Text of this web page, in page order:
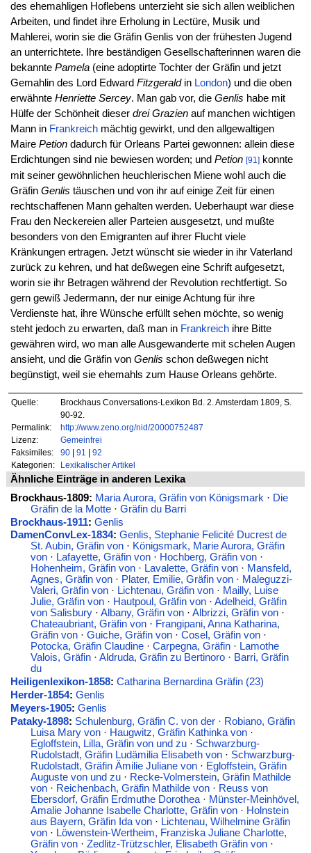
des ehemahligen Hoflebens unterzieht sie sich allen weiblichen
Arbeiten, und findet ihre Erholung in Lectüre, Musik und
Mahlerei, worin sie die Gräfin Genlis von der frühesten Jugend
an unterrichtete. Ihre beständigen Gesellschafterinnen waren die
bekannte Pamela(eine adoptirte Tochter der Gräfin und jetzt
Gemahlin des Lord Edward Fitzgeraldin London) und die oben
erwähnte Henriette Sercey. Man gab vor, die Genlis habe mit
Hülfe der Schönheit dieser drei Grazienauf manchen wichtigen
Mann in Frankreichmächtig gewirkt, und den allgewaltigen
Maire Petiondadurch für Orleans Partei gewonnen: allein diese
Erdichtungen sind nie bewiesen worden; und Petion [91]konnte
mit seiner gewöhnlichen heuchlerischen Miene wohl auch die
Gräfin Genlis täuschen und von ihr auf einige Zeit für einen
rechtschaffenen Mann gehalten werden. Ueberhaupt war diese
Frau den Neckereien aller Parteien ausgesetzt, und mußte
besonders von den Emigranten auf ihrer Flucht viele
Kränkungen ertragen. Jetzt wünscht sie wieder in ihr Vaterland
zurück zu kehren, und hat deßwegen eine Schrift aufgesetzt,
worin sie ihr Betragen während der Revolution rechtfertigt. So
gern gewiß Jedermann, der nur einige Achtung für ihre
Verdienste hat, ihre Wünsche erfüllt sehen möchte, so wenig
steht jedoch zu erwarten, daß man in Frankreichihre Bitte
gewähren wird, wo man alle Ausgewanderte mit schelen Augen
ansieht, und die Gräfin von Genlis schon deßwegen nicht
begünstigt, weil sie ehemahls zum Hause Orleans gehörte.
Quelle:
Brockhaus Conversations-Lexikon Bd. 2. Amsterdam 1809, S.
90-92.
Permalink:
http://www.zeno.org/nid/20000752487
Lizenz:
Gemeinfrei
Faksimiles:
90| 91
92
Kategorien:
Lexikalischer Artikel
Ähnliche Einträge in anderen Lexika
Brockhaus-1809: Maria Aurora, Gräfin von Königsmark · Die
Gräfin de la Motte· Gräfin du Barri
Brockhaus-1911: Genlis
DamenConvLex-1834: Genlis, Stephanie Felicité Ducrest de
St. Aubin, Gräfin von· Königsmark, Marie Aurora, Gräfin
von· Lafayette, Gräfin von· Hochberg, Gräfin von·
Hohenheim, Gräfin von· Lavalette, Gräfin von· Mansfeld,
Agnes, Gräfin von· Plater, Emilie, Gräfin von· Maleguzzi-
Valeri, Gräfin von· Lichtenau, Gräfin von· Mailly, Luise
Julie, Gräfin von· Hautpoul, Gräfin von· Adelheid, Gräfin
von Salisbury· Albany, Gräfin von· Albrizzi, Gräfin von·
Chateaubriant, Gräfin von· Frangipani, Anna Katharina,
Gräfin von· Guiche, Gräfin von· Cosel, Gräfin von·
Potocka, Gräfin Claudine· Carpegna, Gräfin· Lamothe
Valois, Gräfin· Aldruda, Gräfin zu Bertinoro· Barri, Gräfin
du
Heiligenlexikon-1858: Catharina Bernardina Gräfin (23)
Herder-1854: Genlis
Meyers-1905: Genlis
Pataky-1898: Schulenburg, Gräfin C. von der· Robiano, Gräfin
Luisa Mary von· Haugwitz, Gräfin Kathinka von·
Egloffstein, Lilla, Gräfin von und zu· Schwarzburg-
Rudolstadt, Gräfin Ludämilia Elisabeth von· Schwarzburg-
Rudolstadt, Gräfin Ämilie Juliane von· Egloffstein, Gräfin
Auguste von und zu· Recke-Volmerstein, Gräfin Mathilde
von· Reichenbach, Gräfin Mathilde von· Reuss von
Ebersdorf, Gräfin Erdmuthe Dorothea· Münster-Meinhövel,
Amalie Johanne Isabelle Charlotte, Gräfin von· Holnstein
aus Bayern, Gräfin Ida von· Lichtenau, Wilhelmine Gräfin
von· Löwenstein-Wertheim, Franziska Juliane Charlotte,
Gräfin von· Zedlitz-Trützschler, Elisabeth Gräfin von·